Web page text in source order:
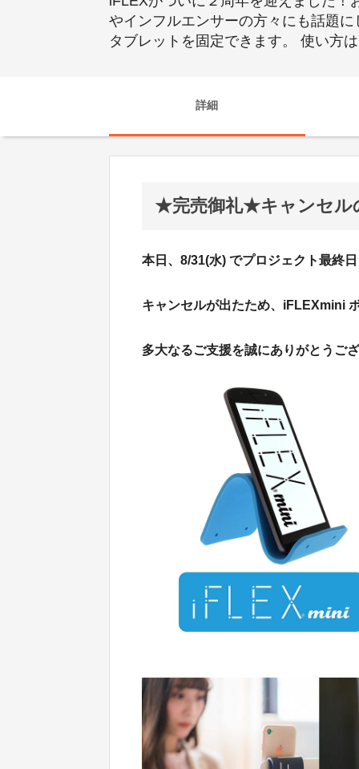
やインフルエンサーの方々にも話題
タブレットを固定できます。 使い方
詳細
★完売御礼★キャンセル
本日、8/31(水) でプロジェクト最終
キャンセルが出たため、iFLEXmini
多大なるご支援を誠にありがとうご